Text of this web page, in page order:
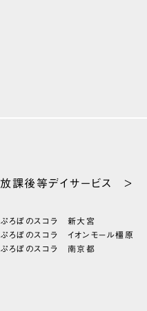
放課後等デイサービス >
ぷろぼのスコラ 新大宮
ぷろぼのスコラ イオンモール橿原
ぷろぼのスコラ 南京都